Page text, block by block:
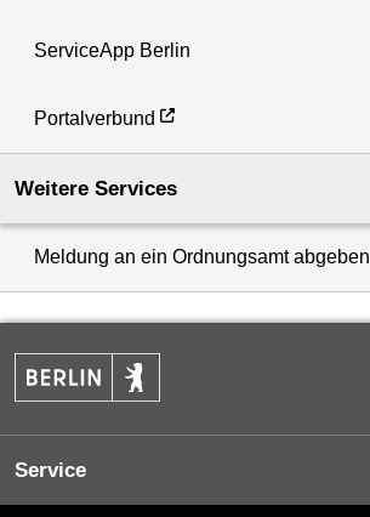
ServiceApp Berlin
Portalverbund
Weitere Services
Meldung an ein Ordnungsamt abgeben
Service